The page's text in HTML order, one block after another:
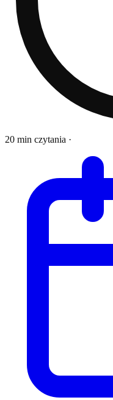
20 min czytania ·